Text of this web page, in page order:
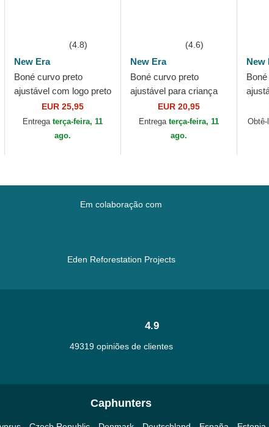
(4.8)
New Era
Boné curvo preto
ajustável com logo preto
9FORTY League
Essential da New York
Yankees MLB da New
EUR 25,95
Entrega terça-feira, 11
ago.
(4.6)
New Era
Boné curvo preto
ajustável para criança
com logo preto
9FORTY League
Essential da New
EUR 20,95
Entrega terça-feira, 11
ago.
New
Em colaboração com
Eden Reforestation Projects
4.9
49319 opiniões de clientes
Caphunters